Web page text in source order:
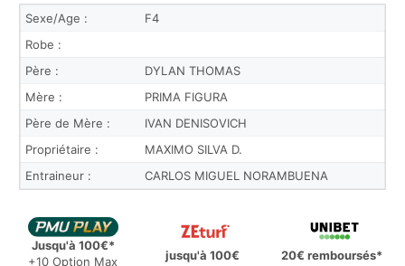
Sexe/Age :
F4
Robe :
Père :
DYLAN THOMAS
Mère :
PRIMA FIGURA
Père de Mère :
IVAN DENISOVICH
Propriétaire :
MAXIMO SILVA D.
Entraineur :
CARLOS MIGUEL NORAMBUENA
Jusqu'à 100€*
+10 Option Max
jusqu'à 100€
20€ remboursés*